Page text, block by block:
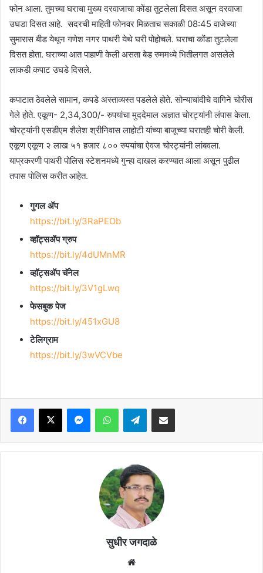
फोन आला. तुमच्या घराचा मुख्य दरवाजाचा कोंडा तुटलेला दिसत असून दरवाजा
उघडा दिसत आहे. सदरची माहिती फोनवर मिळताच सकाळी 08:45 वाजेच्या
सुमारास बीड येथून गणेश नगर पाथरी येथे घरी पोहोचले. घराचा कोंडा तुटलेला
दिसत होता. घराच्या आत पाहाणी केली असता बेड रुममध्ये भितीलगत असलेले
लाकडी कपाट उघडे दिसले.
कपाटात ठेवलेले सामान, कपडे अस्ताव्यस्त पडलेले होते. सोन्याचांदीचे दागिने चोरीस
गेले होते. एकूण- 2,34,300/- रुपयांचा मुददेमाल अज्ञात चोरट्यांनी लंपास केला.
चोरट्यांनी एसडीएम शैलेश श्रीनिवास लाहोटी यांच्या बाजूच्या घरातही चोरी केली.
एकूण एकूण २ लाख ५१ हजार ८०० रुपयांचा ऐवज चोरट्यांनी लांबवला.
याप्रकरणी पाथरी पोलिस स्टेशनमध्ये गुन्हा दाखल करण्यात आला असून पुढील
तपास पोलिस करीत आहेत.
गुगल ॲप
https://bit.ly/3RaPEOb
व्हॉट्सॲप ग्रुप
https://bit.ly/4dUMnMR
व्हॉट्सॲप चॅनेल
https://bit.ly/3V1gLwq
फेसबुक पेज
https://bit.ly/451xGU8
टेलिग्राम
https://bit.ly/3wVCVbe
Facebook
X MessengerWhatsAppTelegramShare via Email
सुधीर जगदाळे